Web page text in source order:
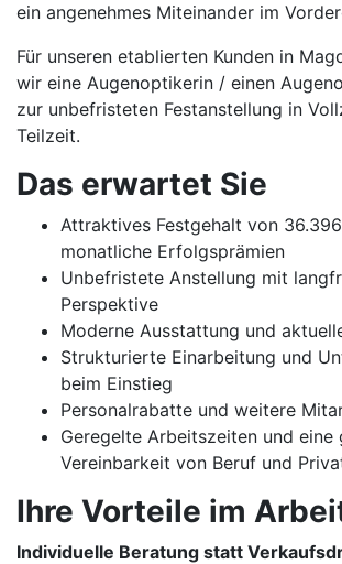
ein angenehmes Miteinander im
Für unseren etablierten Kunden in
wir eine Augenoptikerin / einen
zur unbefristeten Festanstellung in
Teilzeit.
Das erwartet Sie
Attraktives Festgehalt von
monatliche Erfolgsprämien
Unbefristete Anstellung mit
Perspektive
Moderne Ausstattung und
Strukturierte Einarbeitung und
beim Einstieg
Personalrabatte und weitere
Geregelte Arbeitszeiten und eine
Vereinbarkeit von Beruf und
Ihre Vorteile im
Individuelle Beratung statt